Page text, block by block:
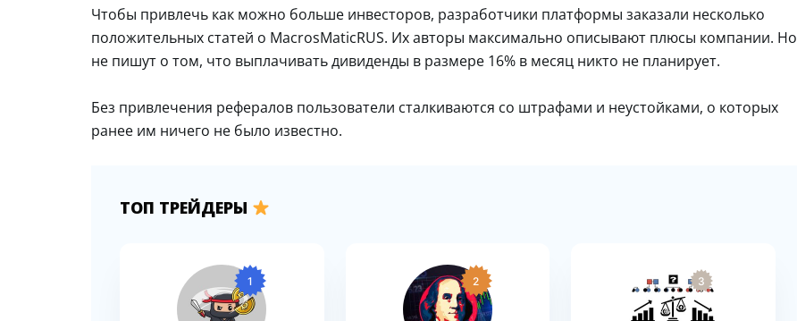
Чтобы привлечь как можно больше инвесторов, разработчики платформы заказали несколько
положительных статей о MacrosMaticRUS. Их авторы максимально описывают плюсы компании. Но
не пишут о том, что выплачивать дивиденды в размере 16% в месяц никто не планирует.
Без привлечения рефералов пользователи сталкиваются со штрафами и неустойками, о которых
ранее им ничего не было известно.
ТОП ТРЕЙДЕРЫ
1 2 3